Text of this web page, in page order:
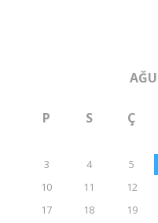
P S Ç
3
4 5
10
11 12
17
18 19